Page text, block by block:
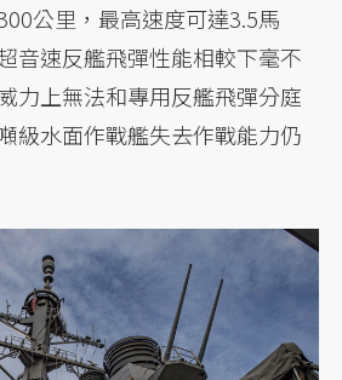
公里，最高速度可達3.5馬
音速反艦飛彈性能相較下毫不
力上無法和專用反艦飛彈分庭
級水面作戰艦失去作戰能力仍